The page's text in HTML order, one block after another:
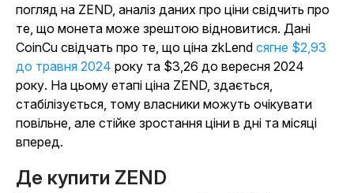
погляд на ZEND, аналіз даних про ціни свідчить про
те, що монета може зрештою відновитися. Дані
CoinCu свідчать про те, що ціна zkLend сягне $2,93
до травня 2024 року та $3,26 до вересня 2024
року. На цьому етапі ціна ZEND, здається,
стабілізується, тому власники можуть очікувати
повільне, але стійке зростання ціни в дні та місяці
вперед.
Де купити ZEND